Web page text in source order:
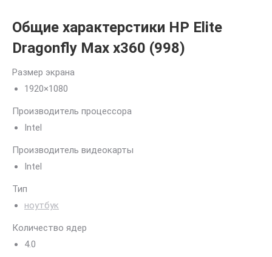
Общие характерстики HP Elite
Dragonfly Max x360 (998)
Размер экрана
1920×1080
Производитель процессора
Intel
Производитель видеокарты
Intel
Тип
ноутбук
Количество ядер
4.0